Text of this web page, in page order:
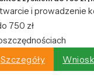
i prowadzenie
750 zł
Szczegóły